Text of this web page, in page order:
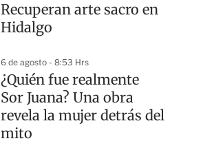
Recuperan arte sacro en
Hidalgo
6 de agosto - 8:53 Hrs
¿Quién fue realmente
Sor Juana? Una obra
revela la mujer detrás del
mito